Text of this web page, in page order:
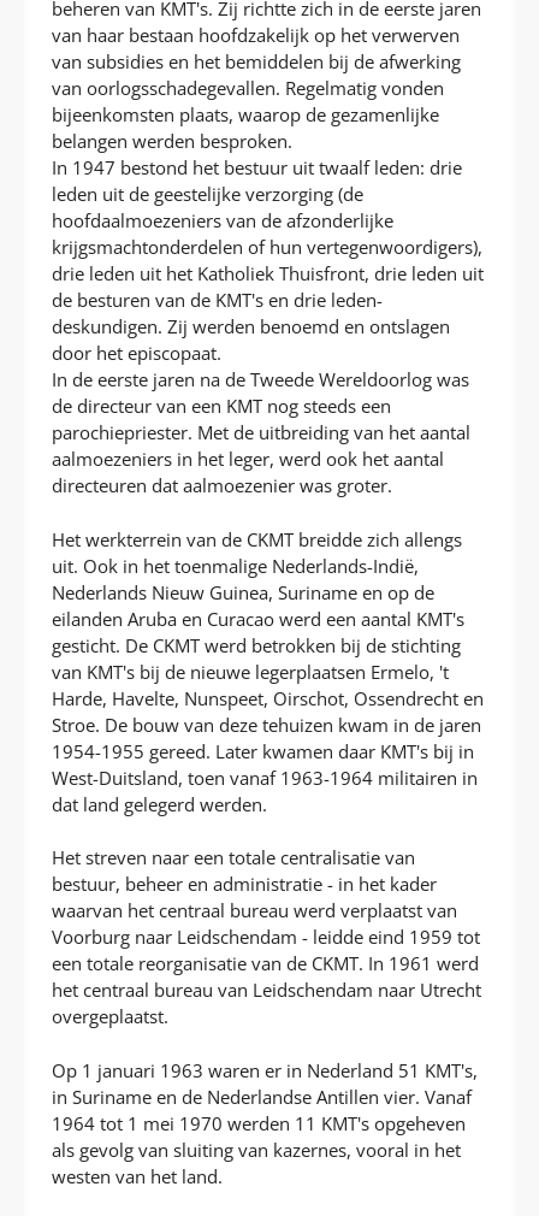
beheren van KMT's. Zij richtte zich in de eerste jaren
van haar bestaan hoofdzakelijk op het verwerven
van subsidies en het bemiddelen bij de afwerking
van oorlogsschadegevallen. Regelmatig vonden
bijeenkomsten plaats, waarop de gezamenlijke
belangen werden besproken.
In 1947 bestond het bestuur uit twaalf leden: drie
leden uit de geestelijke verzorging (de
hoofdaalmoezeniers van de afzonderlijke
krijgsmachtonderdelen of hun vertegenwoordigers),
drie leden uit het Katholiek Thuisfront, drie leden uit
de besturen van de KMT's en drie leden-
deskundigen. Zij werden benoemd en ontslagen
door het episcopaat.
In de eerste jaren na de Tweede Wereldoorlog was
de directeur van een KMT nog steeds een
parochiepriester. Met de uitbreiding van het aantal
aalmoezeniers in het leger, werd ook het aantal
directeuren dat aalmoezenier was groter.
Het werkterrein van de CKMT breidde zich allengs
uit. Ook in het toenmalige Nederlands-Indië,
Nederlands Nieuw Guinea, Suriname en op de
eilanden Aruba en Curacao werd een aantal KMT's
gesticht. De CKMT werd betrokken bij de stichting
van KMT's bij de nieuwe legerplaatsen Ermelo, 't
Harde, Havelte, Nunspeet, Oirschot, Ossendrecht en
Stroe. De bouw van deze tehuizen kwam in de jaren
1954-1955 gereed. Later kwamen daar KMT's bij in
West-Duitsland, toen vanaf 1963-1964 militairen in
dat land gelegerd werden.
Het streven naar een totale centralisatie van
bestuur, beheer en administratie - in het kader
waarvan het centraal bureau werd verplaatst van
Voorburg naar Leidschendam - leidde eind 1959 tot
een totale reorganisatie van de CKMT. In 1961 werd
het centraal bureau van Leidschendam naar Utrecht
overgeplaatst.
Op 1 januari 1963 waren er in Nederland 51 KMT's,
in Suriname en de Nederlandse Antillen vier. Vanaf
1964 tot 1 mei 1970 werden 11 KMT's opgeheven
als gevolg van sluiting van kazernes, vooral in het
westen van het land.